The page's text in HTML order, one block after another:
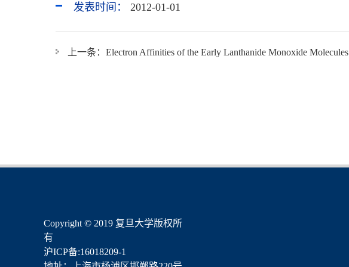
发表时间： 2012-01-01
上一条： Electron Affinities of the Early Lanthanide Monoxide Molecules
​Copyright © 2019 复旦大学版权所
有
沪ICP备:16018209-1